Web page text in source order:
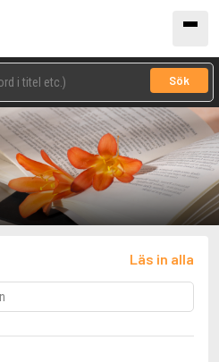
Sök
Läs in alla